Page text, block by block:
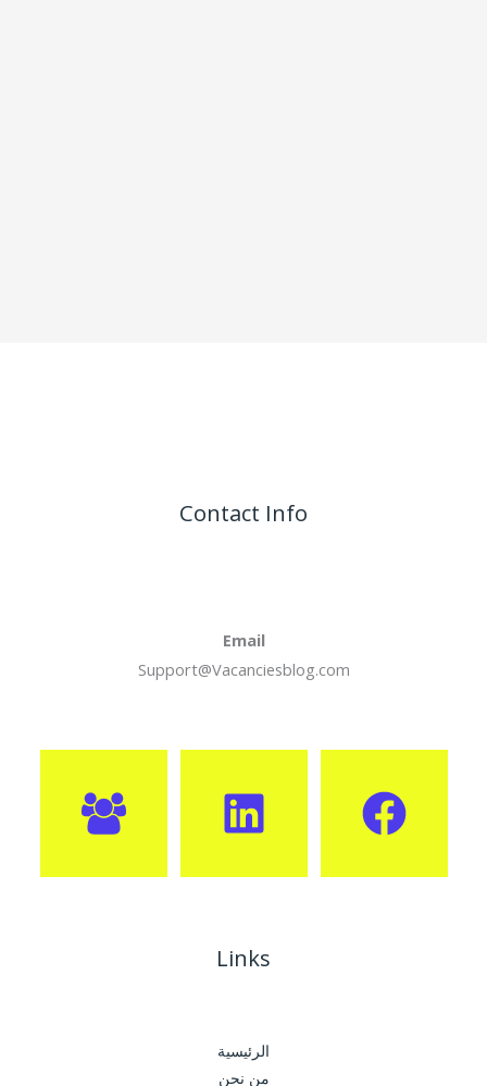
Contact Info
Email
Support@Vacanciesblog.com
Links
الرئيسية
من نحن